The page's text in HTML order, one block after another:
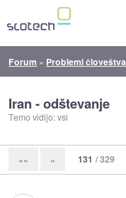
Forum » Problemi človeštva
Iran - odštevanje
Temo vidijo: vsi
«« « 131 / 329